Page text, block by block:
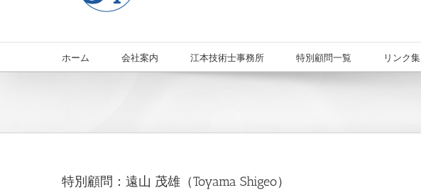
ホーム 会社案内 江本技術士事務所 特別顧問一覧 リンク集
特別顧問：遠山 茂雄（Toyama Shigeo）